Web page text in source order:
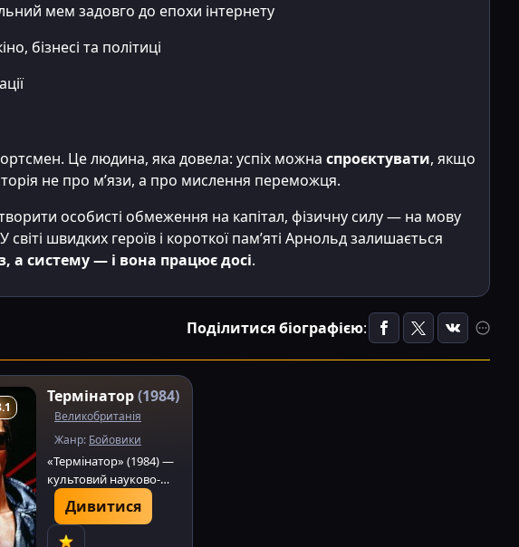
мем задовго до епохи інтернету
бізнесі та політиці
Це людина, яка довела: успіх можна спроєктувати, якщо
не про м’язи, а про мислення переможця.
особисті обмеження на капітал, фізичну силу — на мову
швидких героїв і короткої пам’яті Арнольд залишається
а систему — і вона працює досі.
Поділитися біографією:
Термінатор(1984)
Великобританія
Жанр: Бойовики
«Термінатор» (1984) —
культовий науково-
фантастичний трилер
Джеймса Кемерона
про ШІ, долю та
Дивитися